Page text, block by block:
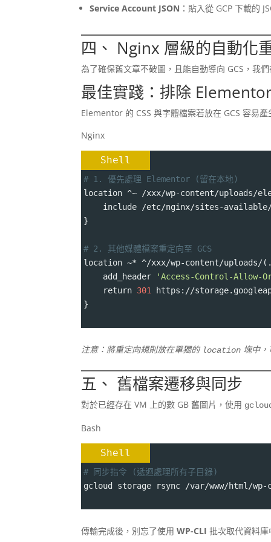
Service Account JSON ：貼入從 GCP 下載的
四、 Nginx 層級的自動化
為了確保舊文章不破圖，且能自動導向 GCS，我
最佳實踐：排除
Elementor 的 CSS 與字體檔案若放在 GCS 容易
Nginx
Shell
# 1. 優先處理 Elementor (留在本地)
location ^~ /xxx/wp-content/uploads/
include /etc/nginx/sites-
}
# 2. 其他媒體檔案重定向至 GCS
location ~* ^/xxx/wp-content/uploads/
    add_header
'Access-Control-Allow-
    return
301
https://
}
注意：將重定向規則放在單獨的 location 塊中
五、 舊檔案遷移與同步
對於已經存在 VM 上的數 GB 舊圖片，使用
Bash
Shell
# 同步指令 (遞迴處理所有子目錄)
gcloud storage rsync /var/www/html/
傳輸完成後，別忘了使用WP-CLI 批次取代資料